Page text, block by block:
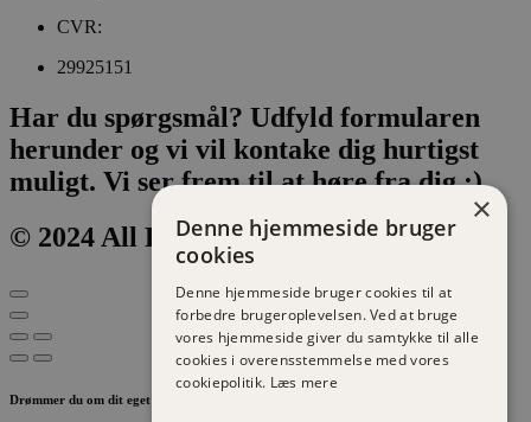
CVR:
29925151
Har du spørgsmål? Udfyld formularen
herunder og vi vil kontake dig hurtigst
muligt. Vi ser frem til at høre fra dig :)
© 2024 All Rights Reserved.
Drømmer du om dit eget brand af produkter?
×
Denne hjemmeside bruger
cookies
Denne hjemmeside bruger cookies til at
forbedre brugeroplevelsen. Ved at bruge
vores hjemmeside giver du samtykke til alle
cookies i overensstemmelse med vores
cookiepolitik. Læs mere